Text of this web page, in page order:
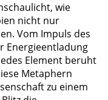
wie
nicht nur
Vom Impuls des
Energieentladung
Element beruht
Metaphern
zu einem